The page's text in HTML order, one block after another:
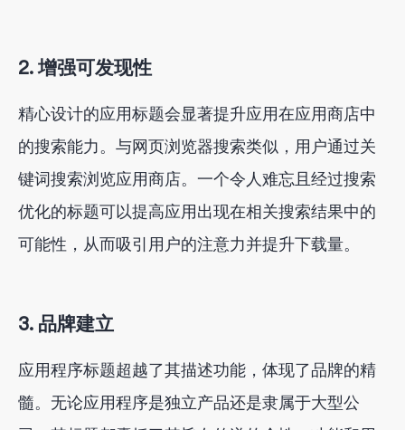
2. 增强可发现性
精心设计的应用标题会显著提升应用在应用商店中
的搜索能力。与网页浏览器搜索类似，用户通过关
键词搜索浏览应用商店。一个令人难忘且经过搜索
优化的标题可以提高应用出现在相关搜索结果中的
可能性，从而吸引用户的注意力并提升下载量。
3. 品牌建立
应用程序标题超越了其描述功能，体现了品牌的精
髓。无论应用程序是独立产品还是隶属于大型公